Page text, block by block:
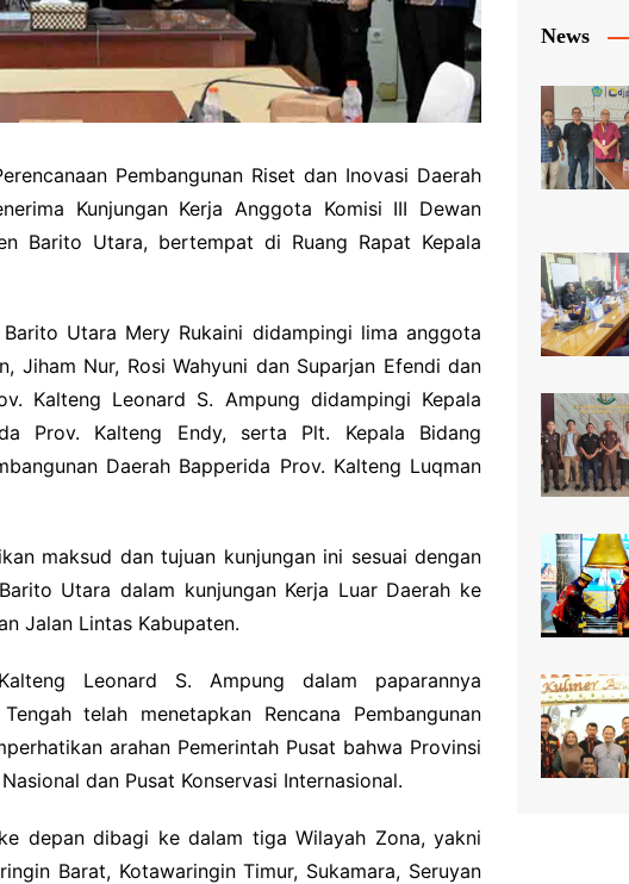
Pembangunan Riset dan Inovasi Daerah
Kunjungan Kerja Anggota Komisi III Dewan
Barito Utara, bertempat di Ruang Rapat Kepala
Utara Mery Rukaini didampingi lima anggota
Jiham Nur, Rosi Wahyuni dan Suparjan Efendi dan
Kalteng Leonard S. Ampung didampingi Kepala
Prov. Kalteng Endy, serta Plt. Kepala Bidang
Daerah Bapperida Prov. Kalteng Luqman
maksud dan tujuan kunjungan ini sesuai dengan
Utara dalam kunjungan Kerja Luar Daerah ke
Jalan Lintas Kabupaten.
Leonard S. Ampung dalam paparannya
telah menetapkan Rencana Pembangunan
arahan Pemerintah Pusat bahwa Provinsi
dan Pusat Konservasi Internasional.
depan dibagi ke dalam tiga Wilayah Zona, yakni
Barat, Kotawaringin Timur, Sukamara, Seruyan
News